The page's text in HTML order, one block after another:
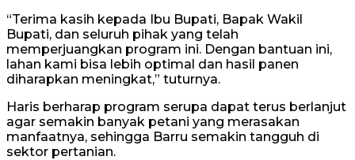
“Terima kasih kepada Ibu Bupati, Bapak Wakil
Bupati, dan seluruh pihak yang telah
memperjuangkan program ini. Dengan bantuan ini,
lahan kami bisa lebih optimal dan hasil panen
diharapkan meningkat,” tuturnya.
Haris berharap program serupa dapat terus berlanjut
agar semakin banyak petani yang merasakan
manfaatnya, sehingga Barru semakin tangguh di
sektor pertanian.